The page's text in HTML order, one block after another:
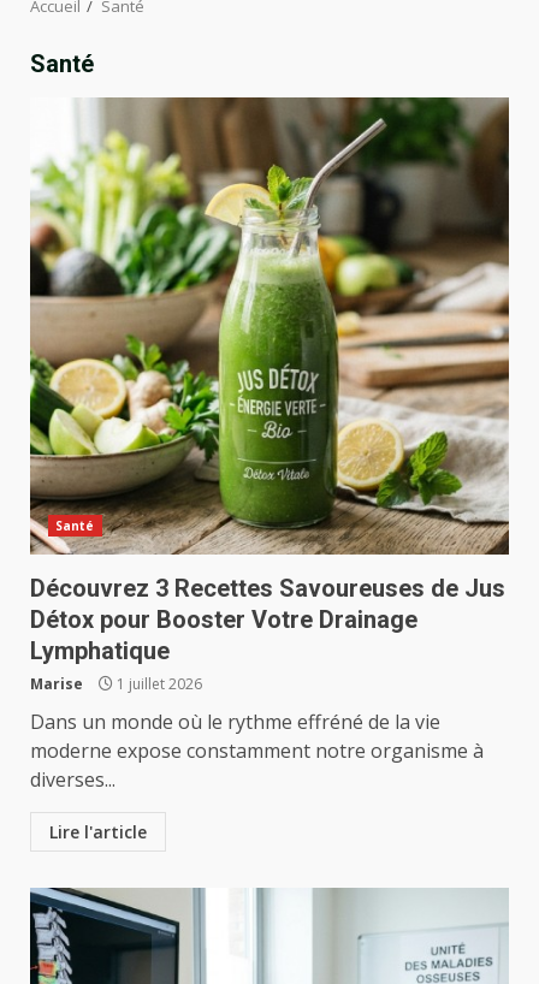
Accueil Santé
Santé
Santé
Découvrez 3 Recettes Savoureuses de Jus
Détox pour Booster Votre Drainage
Lymphatique
Marise 1 juillet 2026
Dans un monde où le rythme effréné de la vie
moderne expose constamment notre organisme à
diverses...
Lire l'article